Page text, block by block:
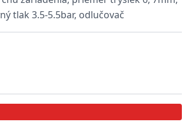
tlak 3.5-5.5bar, odlučovač